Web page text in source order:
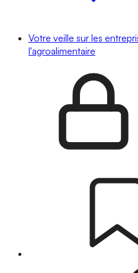
Votre veille sur les
l'agroalimentaire